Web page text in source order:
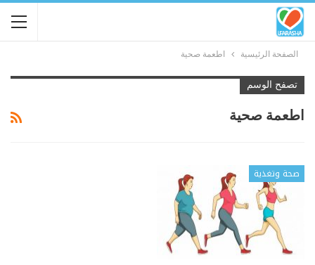
الصفحة الرئيسية اطعمة صحية
تصفح الوسم
اطعمة صحية
صحة وتغذية